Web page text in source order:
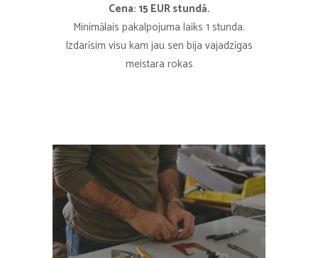
Cena: 15 EUR stundā.
Minimālais pakalpojuma laiks 1 stunda.
Izdarīsim visu kam jau sen bija vajadzīgas
meistara rokas